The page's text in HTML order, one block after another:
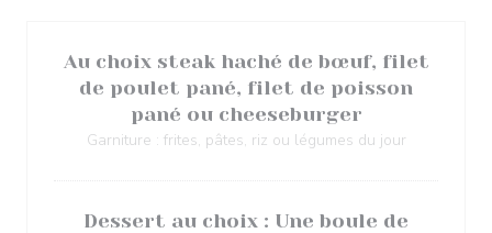
Au choix steak haché de bœuf, filet
de poulet pané, filet de poisson
pané ou cheeseburger
Garniture : frites, pâtes, riz ou légumes du jour
Dessert au choix : Une boule de